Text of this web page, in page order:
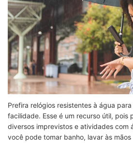
Prefira relógios resistentes à água
facilidade. Esse é um recurso útil, pois
diversos imprevistos e atividades com
você pode tomar banho, lavar às mãos